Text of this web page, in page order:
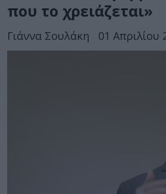
που το χρειάζεται»
Γιάννα Σουλάκη 01 Απριλίου